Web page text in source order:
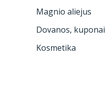
Magnio aliejus
Dovanos, kuponai
Kosmetika